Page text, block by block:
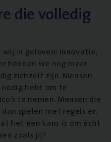
die volledig
wij in geloven: innovatie,
hebben we nog meer
zichzelf zijn. Mensen
hebt om te
te nemen. Mensen die
spelen met regels en
het een kans is om écht
zoals jij?